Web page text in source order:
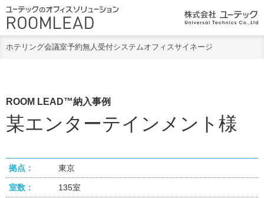
ホテリング会議室予約無人受付システムオフィスサイネージ
ROOM LEAD™納入事例
某エンターテインメント様
拠点： 東京
室数： 135室